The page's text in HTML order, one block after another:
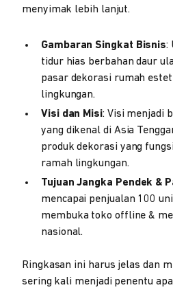
menyimak lebih lanjut.
Gambaran Singkat Bisnis:
tidur hias berbahan daur
pasar dekorasi rumah
lingkungan.
Visi dan Misi: Visi menjadi
yang dikenal di Asia
produk dekorasi yang
ramah lingkungan.
Tujuan Jangka Pendek &
mencapai penjualan 100
membuka toko offline &
nasional.
Ringkasan ini harus jelas dan
sering kali menjadi penentu